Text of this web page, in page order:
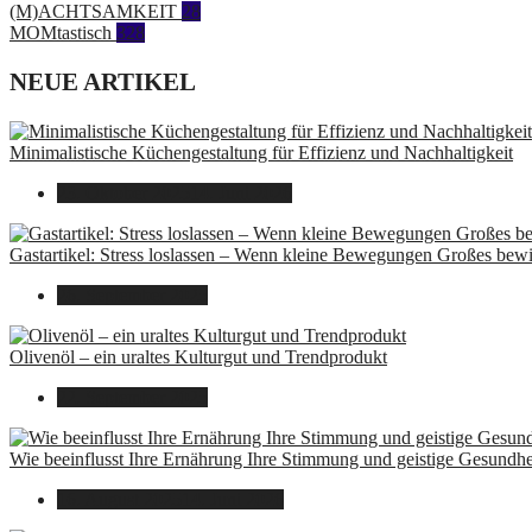
(M)ACHTSAMKEIT 28
MOMtastisch 328
NEUE ARTIKEL
Minimalistische Küchengestaltung für Effizienz und Nachhaltigkeit
Gastartikel: Stress loslassen – Wenn kleine Bewegungen Großes
Olivenöl – ein uraltes Kulturgut und Trendprodukt
Wie beeinflusst Ihre Ernährung Ihre Stimmung und geistige